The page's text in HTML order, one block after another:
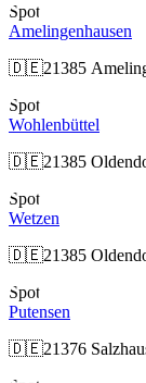
Spot
Amelingenhausen
🇩🇪21385
Spot
Wohlenbüttel
🇩🇪21385
Spot
Wetzen
🇩🇪21385
Spot
Putensen
🇩🇪21376